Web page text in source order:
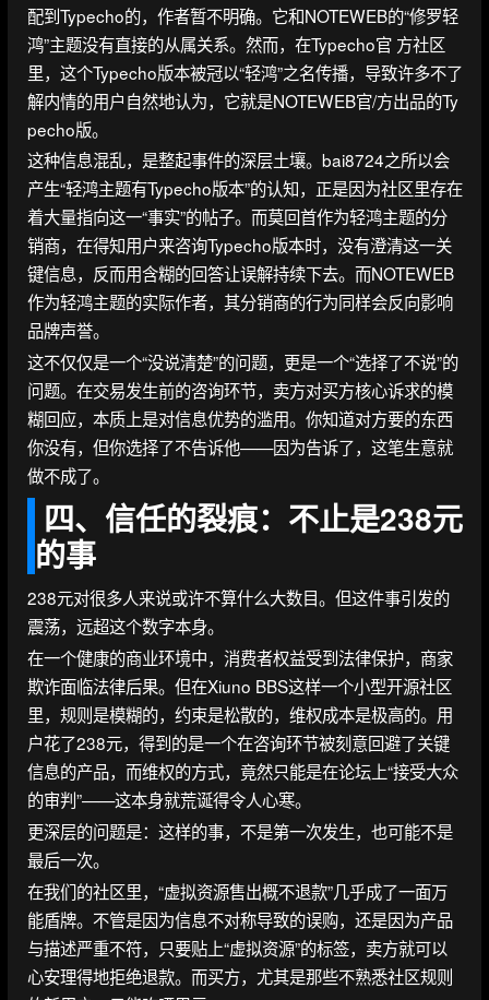
配到Typecho的，作者暂不明确。它和NOTEWEB的“修罗轻
鸿”主题没有直接的从属关系。然而，在Typecho官 方社区
里，这个Typecho版本被冠以“轻鸿”之名传播，导致许多不了
解内情的用户自然地认为，它就是NOTEWEB官/方出品的Ty
pecho版。
这种信息混乱，是整起事件的深层土壤。bai8724之所以会
产生“轻鸿主题有Typecho版本”的认知，正是因为社区里存在
着大量指向这一“事实”的帖子。而莫回首作为轻鸿主题的分
销商，在得知用户来咨询Typecho版本时，没有澄清这一关
键信息，反而用含糊的回答让误解持续下去。而NOTEWEB
作为轻鸿主题的实际作者，其分销商的行为同样会反向影响
品牌声誉。
这不仅仅是一个“没说清楚”的问题，更是一个“选择了不说”的
问题。在交易发生前的咨询环节，卖方对买方核心诉求的模
糊回应，本质上是对信息优势的滥用。你知道对方要的东西
你没有，但你选择了不告诉他——因为告诉了，这笔生意就
做不成了。
四、信任的裂痕：不止是238元
的事
238元对很多人来说或许不算什么大数目。但这件事引发的
震荡，远超这个数字本身。
在一个健康的商业环境中，消费者权益受到法律保护，商家
欺诈面临法律后果。但在Xiuno BBS这样一个小型开源社区
里，规则是模糊的，约束是松散的，维权成本是极高的。用
户花了238元，得到的是一个在咨询环节被刻意回避了关键
信息的产品，而维权的方式，竟然只能是在论坛上“接受大众
的审判”——这本身就荒诞得令人心寒。
更深层的问题是：这样的事，不是第一次发生，也可能不是
最后一次。
在我们的社区里，“虚拟资源售出概不退款”几乎成了一面万
能盾牌。不管是因为信息不对称导致的误购，还是因为产品
与描述严重不符，只要贴上“虚拟资源”的标签，卖方就可以
心安理得地拒绝退款。而买方，尤其是那些不熟悉社区规则